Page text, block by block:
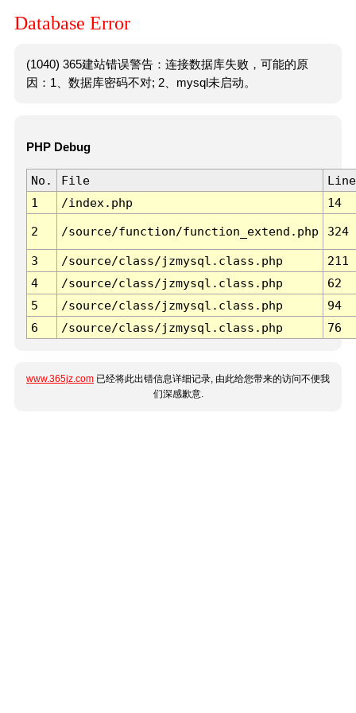
Database Error
(1040) 365建站错误警告：连接数据库失败，可能的原
因：1、数据库密码不对; 2、mysql未启动。
PHP Debug
No. File
Line
1
/index.php 14
2 /source/function/function_extend.php 324
3 /source/class/jzmysql.class.php
211
4
/source/class/jzmysql.class.php
62
5
/source/class/jzmysql.class.php
94
6
/source/class/jzmysql.class.php 76
www.365jz.com 已经将此出错信息详细记录, 由此给您带来的访问不便我
们深感歉意.